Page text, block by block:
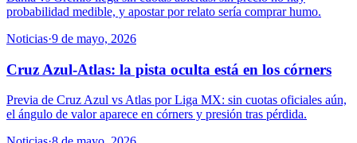
probabilidad medible, y apostar por relato sería comprar humo.
Noticias·9 de mayo, 2026
Cruz Azul-Atlas: la pista oculta está en los córners
Previa de Cruz Azul vs Atlas por Liga MX: sin cuotas oficiales aún,
el ángulo de valor aparece en córners y presión tras pérdida.